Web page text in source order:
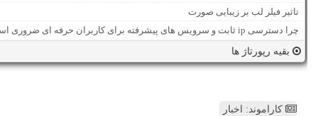
تاثیر فیلر لب بر زیبایی صورت
چرا دسترسی ip ثابت و سرویس های پیشرفته برای کاربران حرفه ای ضروری است؟
بقیه رپورتاژ ها
کاراموند: اخبار